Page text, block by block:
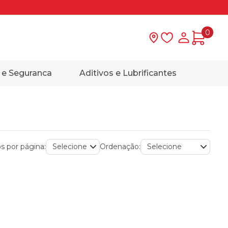
Lista deMinha
0
e Seguranca Aditivos e Lubrificantes
por página: Ordenação: